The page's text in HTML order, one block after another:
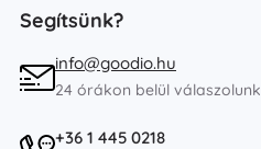
Segítsünk?
info@goodio.hu
24 órákon belül válaszolunk
+36 1 445 0218